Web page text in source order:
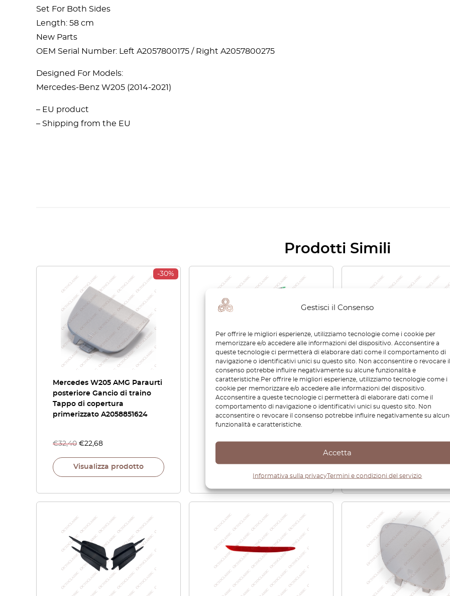
Gestisci il Consenso
Per offrire le migliori esperienze, utilizziamo tecnologie come i cookie per
memorizzare e/o accedere alle informazioni del dispositivo. Acconsentire a
queste tecnologie ci permetterà di elaborare dati come il comportamento di
navigazione o identificativi unici su questo sito. Non acconsentire o revocare il
consenso potrebbe influire negativamente su alcune funzionalità e
caratteristiche.Per offrire le migliori esperienze, utilizziamo tecnologie come i
cookie per memorizzare e/o accedere alle informazioni del dispositivo.
Acconsentire a queste tecnologie ci permetterà di elaborare dati come il
comportamento di navigazione o identificativi unici su questo sito. Non
acconsentire o revocare il consenso potrebbe influire negativamente su
funzionalità e caratteristiche.
Accetta
Informativa sulla privacyTermini e condizioni del servizio
Set For Both Sides
Length: 58 cm
New Parts
OEM Serial Number: Left A2057800175 / Right A2057800275
Designed For Models:
Mercedes-Benz W205 (2014-2021)
– EU product
– Shipping from the EU
Prodotti Simili
-30%
Mercedes W205 AMG Paraurti
posteriore Gancio di traino
Tappo di copertura
primerizzato A2058851624
€32,40 €22,68
Visualizza prodotto
Mercedes W205 Sunroof
Repair Cables Set of 2
A2056362731
92,40
MB C300 W205 Rear
Cargo Net Tie Down
Cover Trim Black
255908613148
€34,80